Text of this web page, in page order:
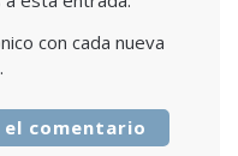
con cada nueva